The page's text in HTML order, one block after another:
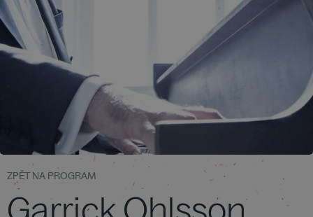
ZPĚT NA PROGRAM